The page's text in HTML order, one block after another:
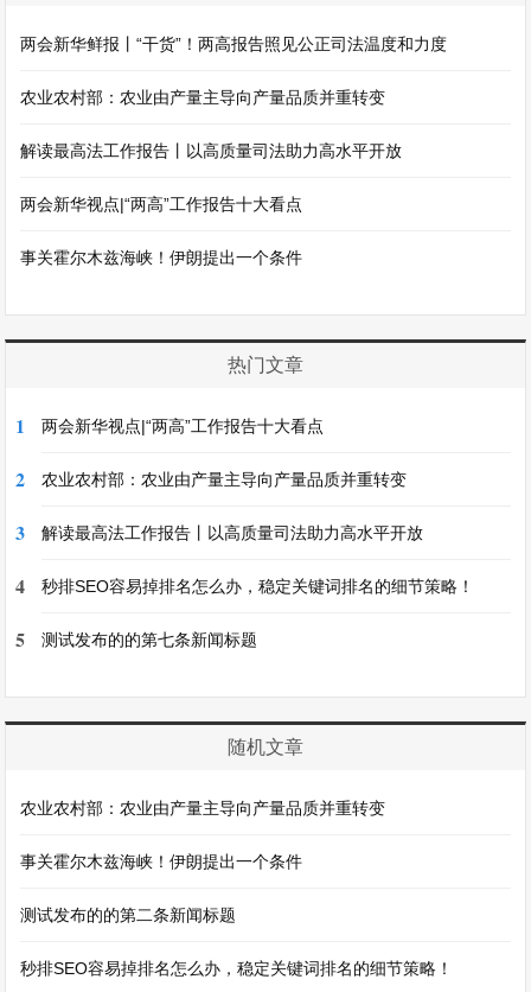
两会新华鲜报丨“干货”！两高报告照见公正司法温度和力度
农业农村部：农业由产量主导向产量品质并重转变
解读最高法工作报告丨以高质量司法助力高水平开放
两会新华视点|“两高”工作报告十大看点
事关霍尔木兹海峡！伊朗提出一个条件
热门文章
1 两会新华视点|“两高”工作报告十大看点
2 农业农村部：农业由产量主导向产量品质并重转变
3 解读最高法工作报告丨以高质量司法助力高水平开放
4 秒排SEO容易掉排名怎么办，稳定关键词排名的细节策略！
5 测试发布的的第七条新闻标题
随机文章
农业农村部：农业由产量主导向产量品质并重转变
事关霍尔木兹海峡！伊朗提出一个条件
测试发布的的第二条新闻标题
秒排SEO容易掉排名怎么办，稳定关键词排名的细节策略！